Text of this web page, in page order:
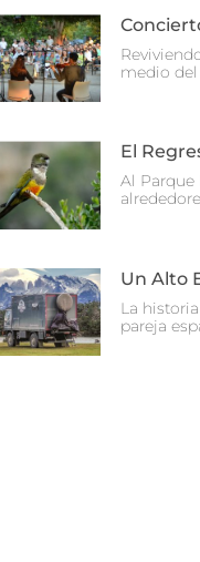
medio
El
Al Parque
Un Alto
La
pareja